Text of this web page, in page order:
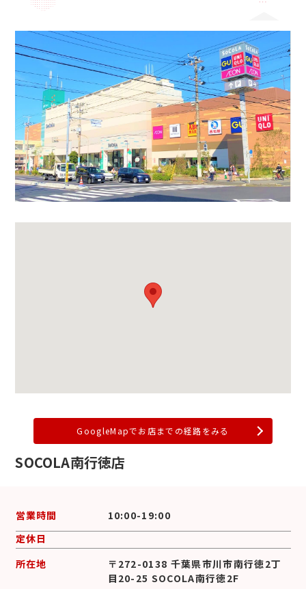
GoogleMapでお店までの経路をみる
SOCOLA南行徳店
営業時間
10:00-19:00
定休日
所在地
〒272-0138 千葉県市川市南行徳2丁
目20-25 SOCOLA南行徳2F